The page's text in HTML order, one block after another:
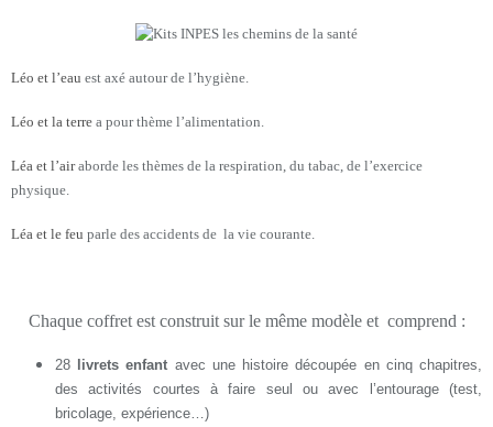
Léo et l’eau est axé autour de l’hygiène.
Léo et la terre a pour thème l’alimentation.
Léa et l’airaborde les thèmes de la respiration, du tabac, de l’exercice
physique.
Léa et le feu parle des accidents de la vie courante.
Chaque coffret est construit sur le même modèle et comprend :
28 livrets enfant avec une histoire découpée en cinq chapitres,
des activités courtes à faire seul ou avec l’entourage (test,
bricolage, expérience…)